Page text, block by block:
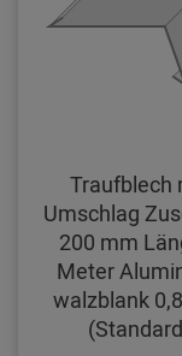
Traufblech
Umschlag
200 mm
Meter
walzblank